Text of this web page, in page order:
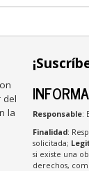
del
la
Responsable:
Finalidad:
solicitada;
si existe una
derechos,